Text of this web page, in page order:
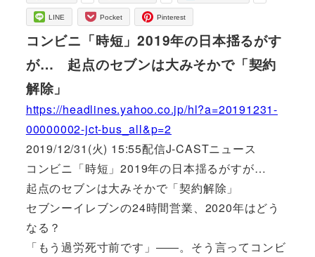
LINE Pocket Pinterest
コンビニ「時短」2019年の日本揺るがす
が… 起点のセブンは大みそかで「契約
解除」
https://headlines.yahoo.co.jp/hl?a=20191231-
00000002-jct-bus_all&p=2
2019/12/31(火) 15:55配信J-CASTニュース
コンビニ「時短」2019年の日本揺るがすが…
起点のセブンは大みそかで「契約解除」
セブンーイレブンの24時間営業、2020年はどう
なる？
「もう過労死寸前です」――。そう言ってコンビ